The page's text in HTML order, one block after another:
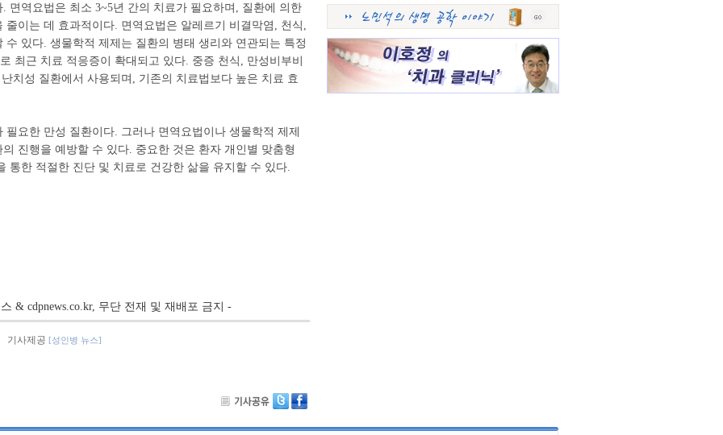
면역요법은 최소 3~5년 간의 치료가 필요하며, 질환에 의한
이는 데 효과적이다. 면역요법은 알레르기 비결막염, 천식,
있다. 생물학적 제제는 질환의 병태 생리와 연관되는 특정
최근 치료 적응증이 확대되고 있다. 중증 천식, 만성비부비
치성 질환에서 사용되며, 기존의 치료법보다 높은 치료 효
요한 만성 질환이다. 그러나 면역요법이나 생물학적 제제
진행을 예방할 수 있다. 중요한 것은 환자 개인별 맞춤형
통한 적절한 진단 및 치료로 건강한 삶을 유지할 수 있다.
& cdpnews.co.kr, 무단 전재 및 재배포 금지 -
기사제공 [성인병 뉴스]